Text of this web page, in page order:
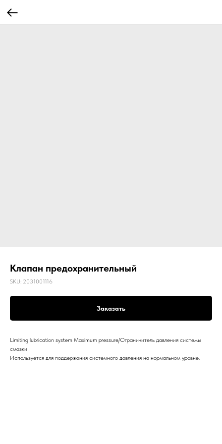
Клапан предохранительный
SKU: 2031001116
Заказать
Limiting lubrication system Maximum pressure/Ограничитель давления системы
смазки
Используется для поддержания системного давления на нормальном уровне.